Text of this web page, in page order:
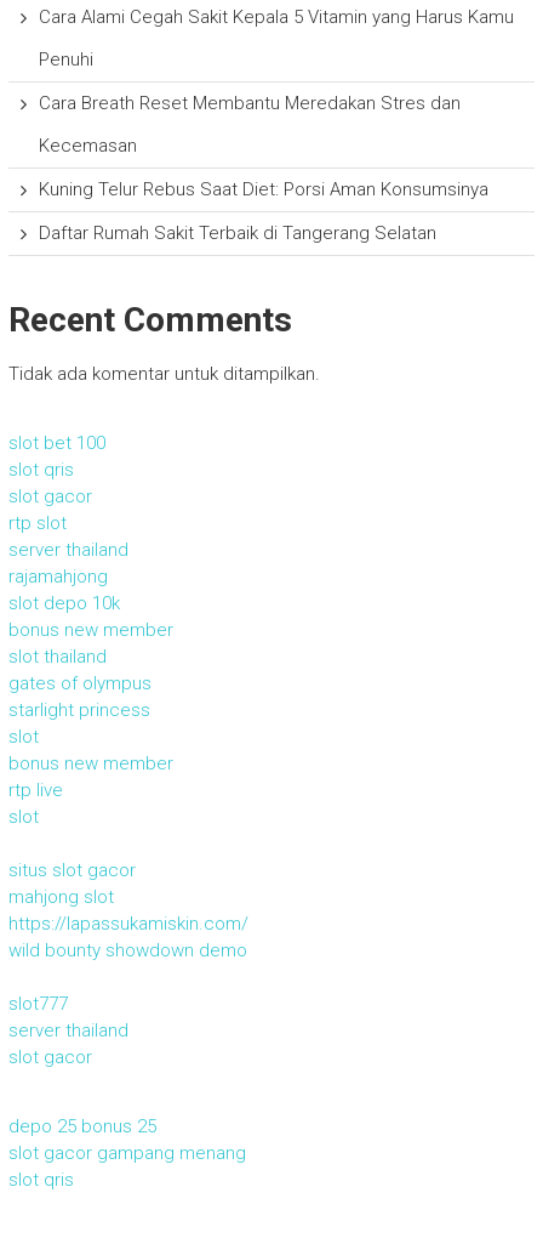
Cara Alami Cegah Sakit Kepala 5 Vitamin yang Harus Kamu
Penuhi
Cara Breath Reset Membantu Meredakan Stres dan
Kecemasan
Kuning Telur Rebus Saat Diet: Porsi Aman Konsumsinya
Daftar Rumah Sakit Terbaik di Tangerang Selatan
Recent Comments
Tidak ada komentar untuk ditampilkan.
slot bet 100
slot qris
slot gacor
rtp slot
server thailand
rajamahjong
slot depo 10k
bonus new member
slot thailand
gates of olympus
starlight princess
slot
bonus new member
rtp live
slot
situs slot gacor
mahjong slot
https://lapassukamiskin.com/
wild bounty showdown demo
slot777
server thailand
slot gacor
depo 25 bonus 25
slot gacor gampang menang
slot qris